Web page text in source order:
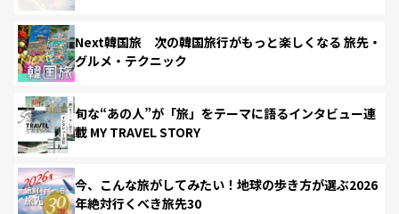
Next韓国旅 次の韓国旅行がもっと楽しくなる 旅先・
グルメ・テクニック
旬な“あの人”が「旅」をテーマに語るインタビュー連
載 MY TRAVEL STORY
今、こんな旅がしてみたい！地球の歩き方が選ぶ2026
年絶対行くべき旅先30